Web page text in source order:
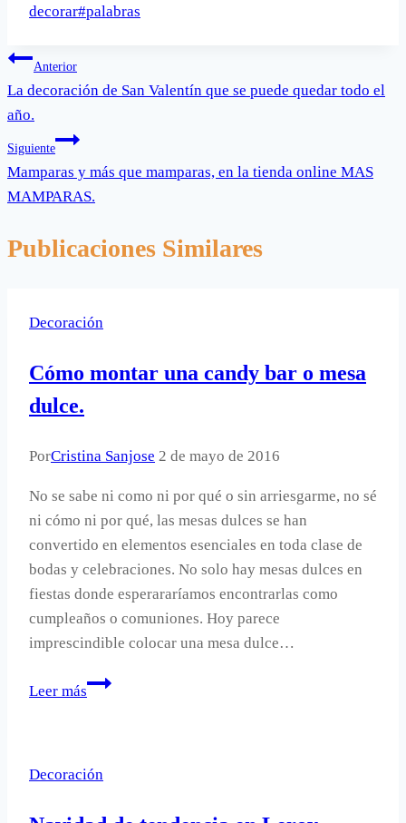
la
decorar#palabras
Navegación
de
entradas
Anterior
La decoración de San Valentín que se puede quedar todo el
año.
Siguiente
Mamparas y más que mamparas, en la tienda online MAS
MAMPARAS.
Publicaciones Similares
Decoración
Cómo montar una candy bar o mesa
dulce.
PorCristina Sanjose 2 de mayo de 2016
No se sabe ni como ni por qué o sin arriesgarme, no sé
ni cómo ni por qué, las mesas dulces se han
convertido en elementos esenciales en toda clase de
bodas y celebraciones. No solo hay mesas dulces en
fiestas donde esperararíamos encontrarlas como
cumpleaños o comuniones. Hoy parece
imprescindible colocar una mesa dulce…
Leer más
Cómo
bar
Decoración